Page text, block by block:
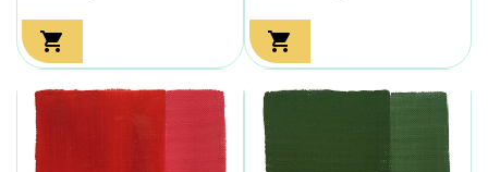
 